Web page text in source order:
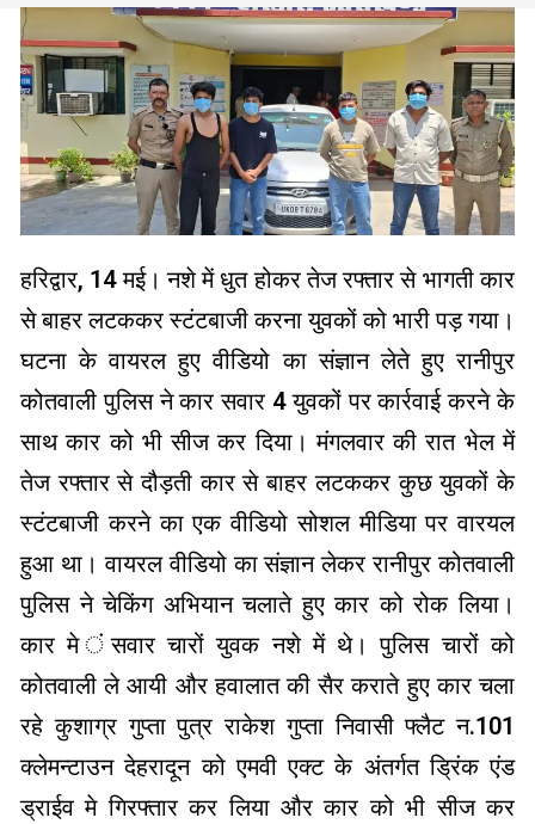
हरिद्वार, 14 मई। नशे में धुत होकर तेज रफ्तार से भागती कार
से बाहर लटककर स्टंटबाजी करना युवकों को भारी पड़ गया।
घटना के वायरल हुए वीडियो का संज्ञान लेते हुए रानीपुर
कोतवाली पुलिस ने कार सवार 4 युवकों पर कार्रवाई करने के
साथ कार को भी सीज कर दिया। मंगलवार की रात भेल में
तेज रफ्तार से दौड़ती कार से बाहर लटककर कुछ युवकों के
स्टंटबाजी करने का एक वीडियो सोशल मीडिया पर वारयल
हुआ था। वायरल वीडियो का संज्ञान लेकर रानीपुर कोतवाली
पुलिस ने चेकिंग अभियान चलाते हुए कार को रोक लिया।
कार मे ंसवार चारों युवक नशे में थे। पुलिस चारों को
कोतवाली ले आयी और हवालात की सैर कराते हुए कार चला
रहे कुशाग्र गुप्ता पुत्र राकेश गुप्ता निवासी फ्लैट न.101
क्लेमन्टाउन देहरादून को एमवी एक्ट के अंतर्गत ड्रिंक एंड
ड्राईव मे गिरफ्तार कर लिया और कार को भी सीज कर